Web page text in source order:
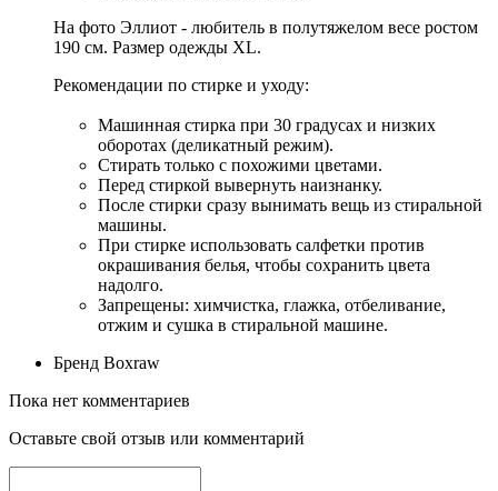
На фото Эллиот - любитель в полутяжелом весе ростом
190 см. Размер одежды XL.
Рекомендации по стирке и уходу:
Машинная стирка при 30 градусах и низких
оборотах (деликатный режим).
Стирать только с похожими цветами.
Перед стиркой вывернуть наизнанку.
После стирки сразу вынимать вещь из стиральной
машины.
При стирке использовать салфетки против
окрашивания белья, чтобы сохранить цвета
надолго.
Запрещены: химчистка, глажка, отбеливание,
отжим и сушка в стиральной машине.
Бренд Boxraw
Пока нет комментариев
Оставьте свой отзыв или комментарий